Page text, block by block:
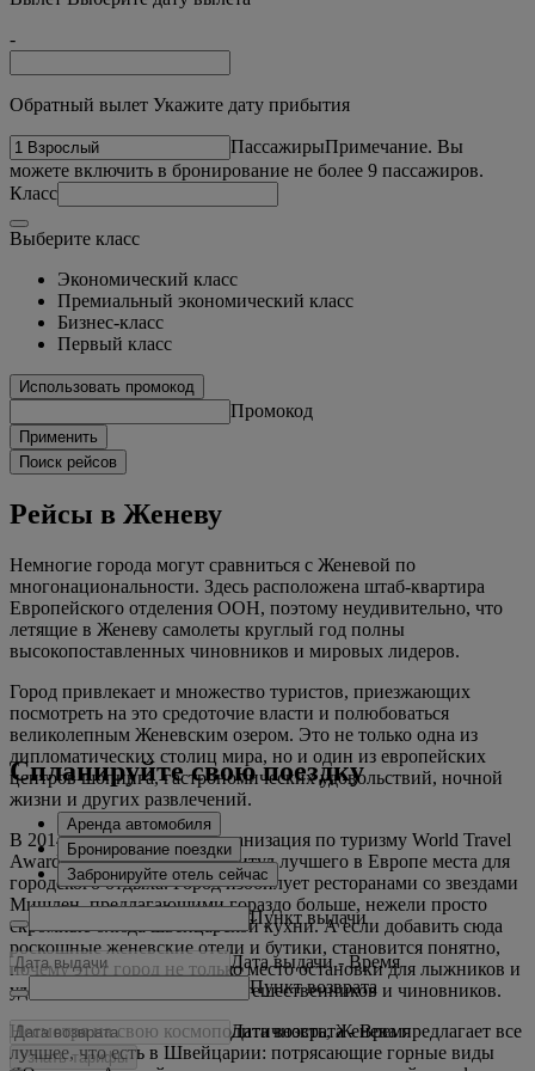
-
Обратный вылет Укажите дату прибытия
ПассажирыПримечание. Вы
можете включить в бронирование не более 9 пассажиров.
Класс
Выберите класс
Экономический класс
Премиальный экономический класс
Бизнес-класс
Первый класс
Использовать промокод
Промокод
Применить
Поиск рейсов
Рейсы в Женеву
Немногие города могут сравниться с Женевой по
многонациональности. Здесь расположена штаб-квартира
Европейского отделения ООН, поэтому неудивительно, что
летящие в Женеву самолеты круглый год полны
высокопоставленных чиновников и мировых лидеров.
Город привлекает и множество туристов, приезжающих
посмотреть на это средоточие власти и полюбоваться
великолепным Женевским озером. Это не только одна из
дипломатических столиц мира, но и один из европейских
центров шопинга, гастрономических удовольствий, ночной
жизни и других развлечений.
В 2014 году экспертная организация по туризму World Travel
Awards присудила Женеве титул лучшего в Европе места для
городского отдыха. Город изобилует ресторанами со звездами
Мишлен, предлагающими гораздо больше, нежели просто
скромные блюда швейцарской кухни. А если добавить сюда
роскошные женевские отели и бутики, становится понятно,
почему этот город не только место остановки для лыжников и
удобная база для деловых путешественников и чиновников.
Несмотря на свою космополитичность, Женева предлагает все
лучшее, что есть в Швейцарии: потрясающие горные виды
Спланируйте свою поездку
Аренда автомобиля
Бронирование поездки
Забронируйте отель сейчас
Пункт выдачи
Дата выдачи - Время
Пункт возврата
Дата возврата - Время
Узнать тарифы